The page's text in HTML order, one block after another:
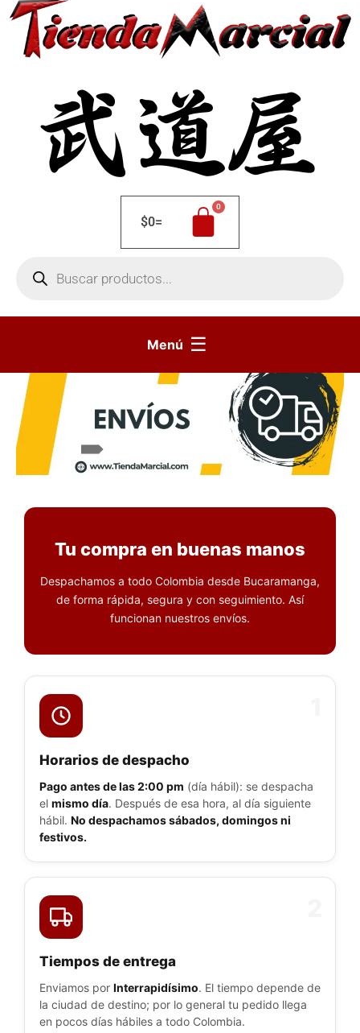
$0=
productos
Menú ☰
Tu compra en buenas manos
Despachamos a todo Colombia desde Bucaramanga,
de forma rápida, segura y con seguimiento. Así
funcionan nuestros envíos.
Horarios de despacho
Pago antes de las 2:00 pm (día hábil): se despacha
el mismo día. Después de esa hora, al día siguiente
hábil. No despachamos sábados, domingos ni
festivos.
Tiempos de entrega
Enviamos por Interrapidísimo. El tiempo depende de
la ciudad de destino; por lo general tu pedido llega
en pocos días hábiles a todo Colombia.